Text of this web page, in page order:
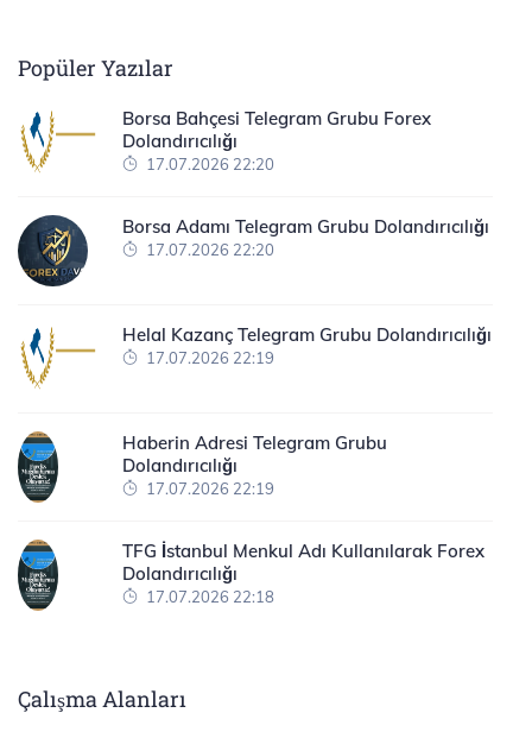
Popüler Yazılar
Borsa Bahçesi Telegram Grubu Forex
Dolandırıcılığı
17.07.2026 22:20
Borsa Adamı Telegram Grubu Dolandırıcılığı
17.07.2026 22:20
Helal Kazanç Telegram Grubu Dolandırıcılığı
17.07.2026 22:19
Haberin Adresi Telegram Grubu
Dolandırıcılığı
17.07.2026 22:19
TFG İstanbul Menkul Adı Kullanılarak Forex
Dolandırıcılığı
17.07.2026 22:18
Çalışma Alanları